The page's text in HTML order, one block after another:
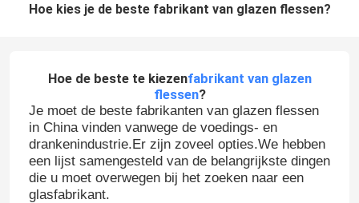
Hoe kies je de beste fabrikant van glazen flessen?
Hoe de beste te kiezenfabrikant van glazen
flessen?
Je moet de beste fabrikanten van glazen flessen
in China vinden vanwege de voedings- en
drankenindustrie.Er zijn zoveel opties.We hebben
een lijst samengesteld van de belangrijkste dingen
die u moet overwegen bij het zoeken naar een
glasfabrikant.